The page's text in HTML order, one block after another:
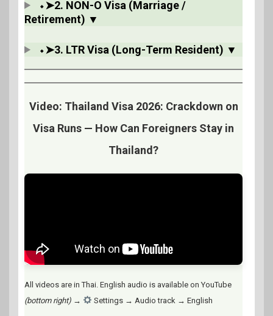
⬩➤2. NON-O Visa (Marriage /
Retirement) ▼
⬩➤3. LTR Visa (Long-Term Resident) ▼
Video: Thailand Visa 2026: Crackdown on
Visa Runs — How Can Foreigners Stay in
Thailand?
All videos are in Thai. English audio is available on YouTube
(bottom right) → Settings → Audio track → English